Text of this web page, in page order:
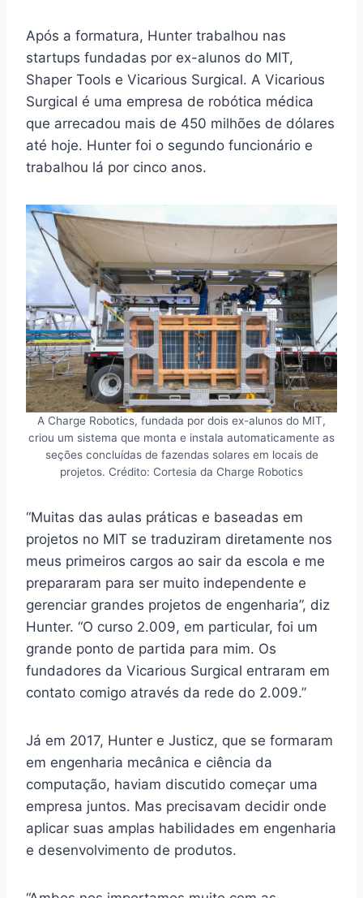
Após a formatura, Hunter trabalhou nas
startups fundadas por ex-alunos do MIT,
Shaper Tools e Vicarious Surgical. A Vicarious
Surgical é uma empresa de robótica médica
que arrecadou mais de 450 milhões de dólares
até hoje. Hunter foi o segundo funcionário e
trabalhou lá por cinco anos.
A Charge Robotics, fundada por dois ex-alunos do MIT,
criou um sistema que monta e instala automaticamente as
seções concluídas de fazendas solares em locais de
projetos. Crédito: Cortesia da Charge Robotics
“Muitas das aulas práticas e baseadas em
projetos no MIT se traduziram diretamente nos
meus primeiros cargos ao sair da escola e me
prepararam para ser muito independente e
gerenciar grandes projetos de engenharia”, diz
Hunter. “O curso 2.009, em particular, foi um
grande ponto de partida para mim. Os
fundadores da Vicarious Surgical entraram em
contato comigo através da rede do 2.009.”
Já em 2017, Hunter e Justicz, que se formaram
em engenharia mecânica e ciência da
computação, haviam discutido começar uma
empresa juntos. Mas precisavam decidir onde
aplicar suas amplas habilidades em engenharia
e desenvolvimento de produtos.